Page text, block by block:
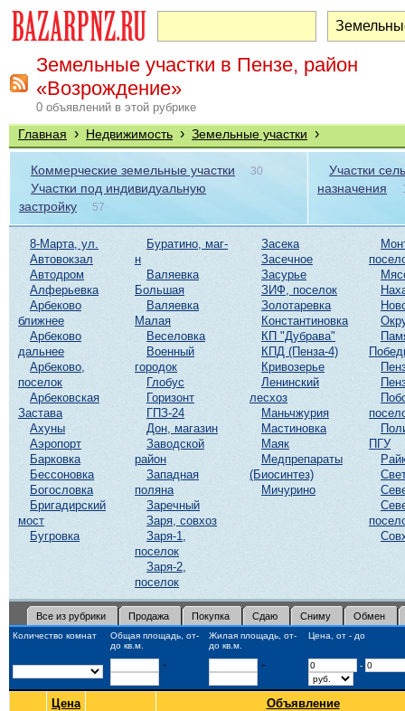
Земельные участки в Пензе, район
«Возрождение»
0 объявлений в этой рубрике
Главная › Недвижимость › Земельные участки ›
Коммерческие земельные участки 30
Участки под индивидуальную
застройку
57
Участки
назначения
8-Марта, ул.
Автовокзал
Автодром
Алферьевка
Арбеково
ближнее
Арбеково
дальнее
Арбеково,
поселок
Арбековская
Застава
Ахуны
Аэропорт
Барковка
Бессоновка
Богословка
Бригадирский
мост
Бугровка
Буратино, маг-
н
Валяевка
Большая
Валяевка
Малая
Веселовка
Военный
городок
Глобус
Горизонт
ГПЗ-24
Дон, магазин
Заводской
район
Западная
поляна
Заречный
Заря, совхоз
Заря-1,
поселок
Заря-2,
поселок
Засека
Засечное
Засурье
ЗИФ, поселок
Золотаревка
Константиновка
КП "Дубрава"
КПД (Пенза-4)
Кривозерье
Ленинский
лесхоз
Маньчжурия
Мастиновка
Маяк
Медпрепараты
(Биосинтез)
Мичурино
ПГУ
Все из рубрики Продажа Покупка Сдаю Сниму Обмен
Количество комнат
Общая площадь, от-
до кв.м.
Жилая площадь, от-
до кв.м.
Цена, от - до
- - -
Цена Объявление